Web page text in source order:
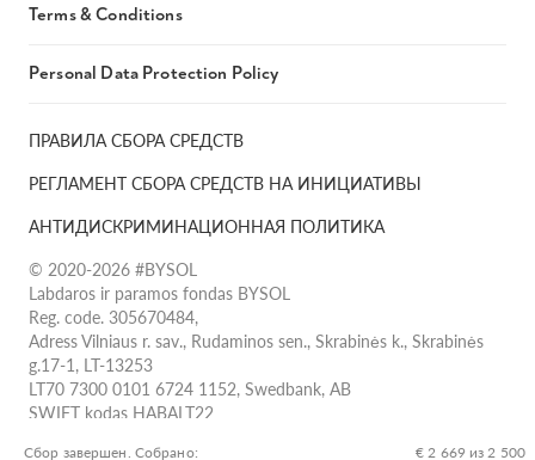
Сбор завершен. Собрано: € 2 669 из 2 500
ПРАВИЛА СБОРА СРЕДСТВ
РЕГЛАМЕНТ СБОРА СРЕДСТВ НА ИНИЦИАТИВЫ
АНТИДИСКРИМИНАЦИОННАЯ ПОЛИТИКА
© 2020-2026 #BYSOL
Labdaros ir paramos fondas BYSOL
Reg. code. 305670484,
Adress Vilniaus r. sav., Rudaminos sen., Skrabinės k., Skrabinės
g.17-1, LT-13253
LT70 7300 0101 6724 1152, Swedbank, AB
SWIFT kodas HABALT22
Terms & Conditions
Personal Data Protection Policy